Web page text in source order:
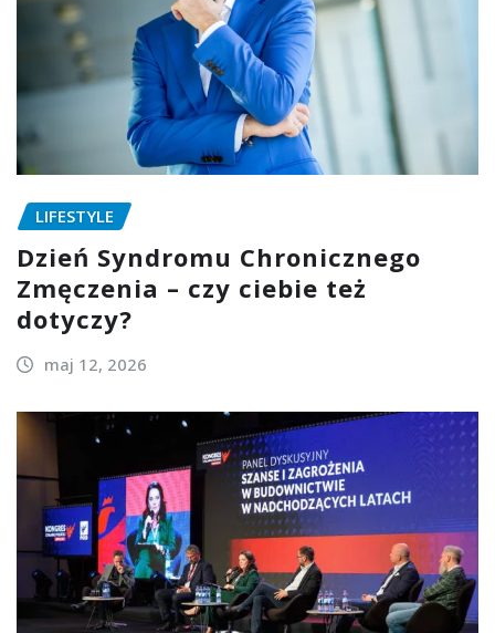
LIFESTYLE
Dzień Syndromu Chronicznego
Zmęczenia – czy ciebie też
dotyczy?
maj 12, 2026